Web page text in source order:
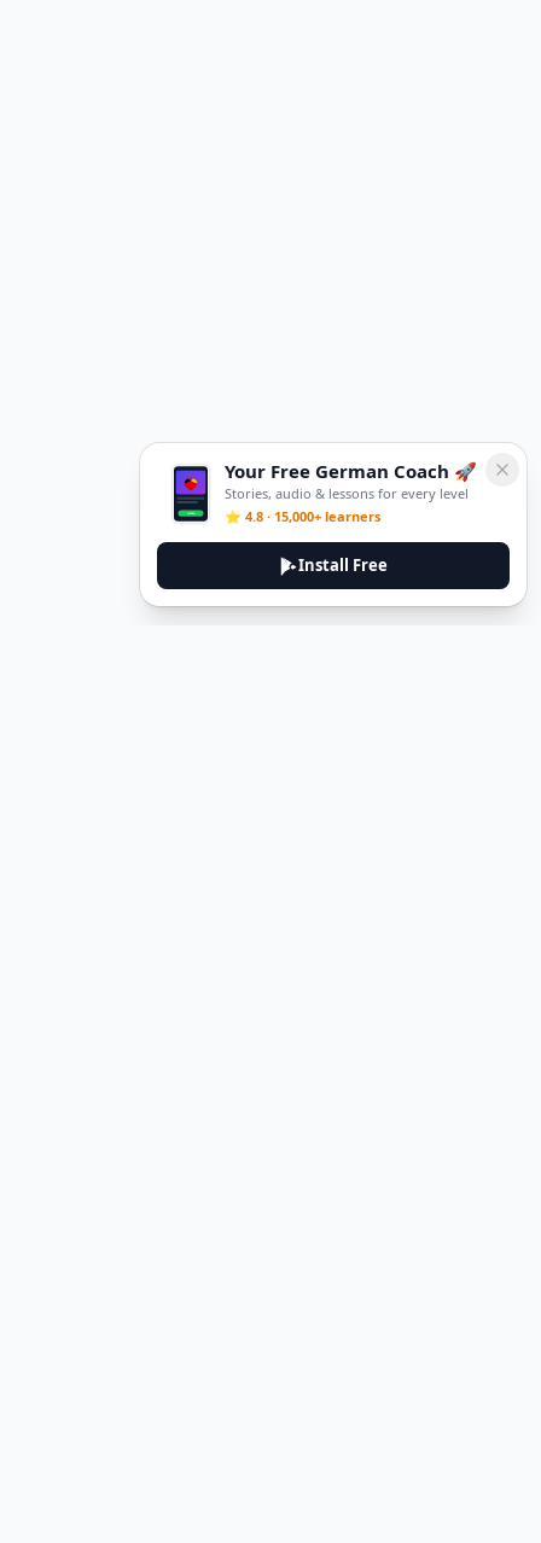
Your Free German Coach 🚀
Stories, audio & lessons for every level
⭐ 4.8 · 15,000+ learners
Install Free